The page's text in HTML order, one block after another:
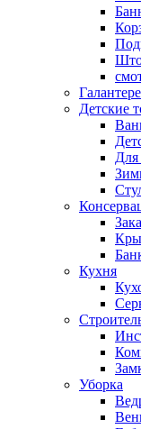
Детские
Для
Кухня
Уборка